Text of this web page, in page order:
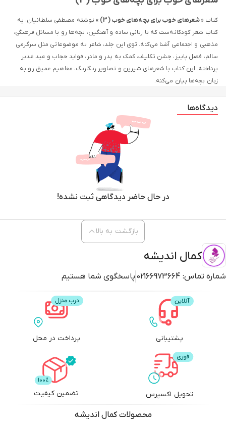
کتاب «شعرهای خوب برای بچه‌های خوب (3)
» نوشته مصطفی سلطانیان، یه
کتاب شعر کودکانه‌ست که با زبانی ساده و آهنگین، بچه‌ها رو با مسائل فرهنگی،
مذهبی و اجتماعی آشنا می‌کنه. توی این جلد، شاعر به موضوعاتی مثل سرگرمی
سالم، فصل پاییز، جشن تکلیف، کمک به پدر و مادر، فواید حجاب و عید غدیر
پرداخته. این کتاب با شعرهای شیرین و تصاویر رنگارنگ، مفاهیم عمیق رو به
زبان بچه‌ها بیان می‌کنه.
این کتاب برای بچه‌های 5 تا 9 ساله (گروه سنی الف و ب) عالیه. اگه شما یه پدر یا
مادری هستید که می‌خواید بچه‌هاتون رو با مناسبت‌های مذهبی و اجتماعی
آشنا کنین، یا مربی‌ای هستید که دنبال یه کتاب آموزشی و جذاب می‌گردین، این
کتاب بهترین انتخاب‌ه. بچه‌ها با شعرهای آهنگین و تصاویر شاد، خیلی راحت با
ویژگی‌های خوب این کتاب:
- شعرهای کودکانه و قابل فهم. - معرفی مناسبت‌های مذهبی و اجتماعی به زبان
ساده. - تصویرگری شاد و رنگارنگ. - افزایش دامنه کلمات کودکان با شعرهای
آهنگین. - بیان مفاهیم عمیق در قالب شعرهای ساده و جذاب.
اگه دنبال یه کتابی هستید که:
- به بچه‌ها کمک کنه تا کلمات جدید یاد بگیرن. - مفاهیم مذهبی و اجتماعی رو به
زبان کودکانه آموزش بده. - تصاویر شاد و رنگارنگ داشته باشه، پس کتاب «
شعرهای خوب برای بچه‌های خوب (3)
» دقیقاً همون چیزیه که دنبالش هستید!
این کتاب نه‌تنها بچه‌ها رو سرگرم می‌کنه، بلکه با شعرهای ساده و جذاب، چیزهای
مهم رو بهشون یاد می‌ده.
دیدگاه‌ها
در حال حاضر دیدگاهی ثبت نشده!
کمال اندیشه
شماره تماس: 02166973664 پاسخگوی شما هستیم
بازگشت به بالا
پشتیبانی پرداخت در محل
تحویل اکسپرس تضمین کیفیت
محصولاتکمال اندیشه